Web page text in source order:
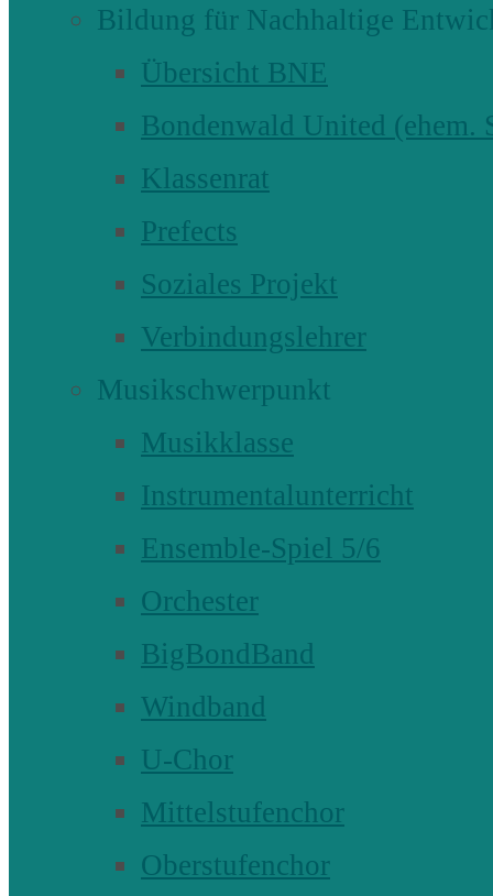
Bildung für Nachhaltige
Übersicht BNE
Bondenwald United (ehem.
Klassenrat
Prefects
Soziales Projekt
Verbindungslehrer
Musikschwerpunkt
Musikklasse
Instrumentalunterricht
Ensemble-Spiel 5/6
Orchester
BigBondBand
Windband
U-Chor
Mittelstufenchor
Oberstufenchor